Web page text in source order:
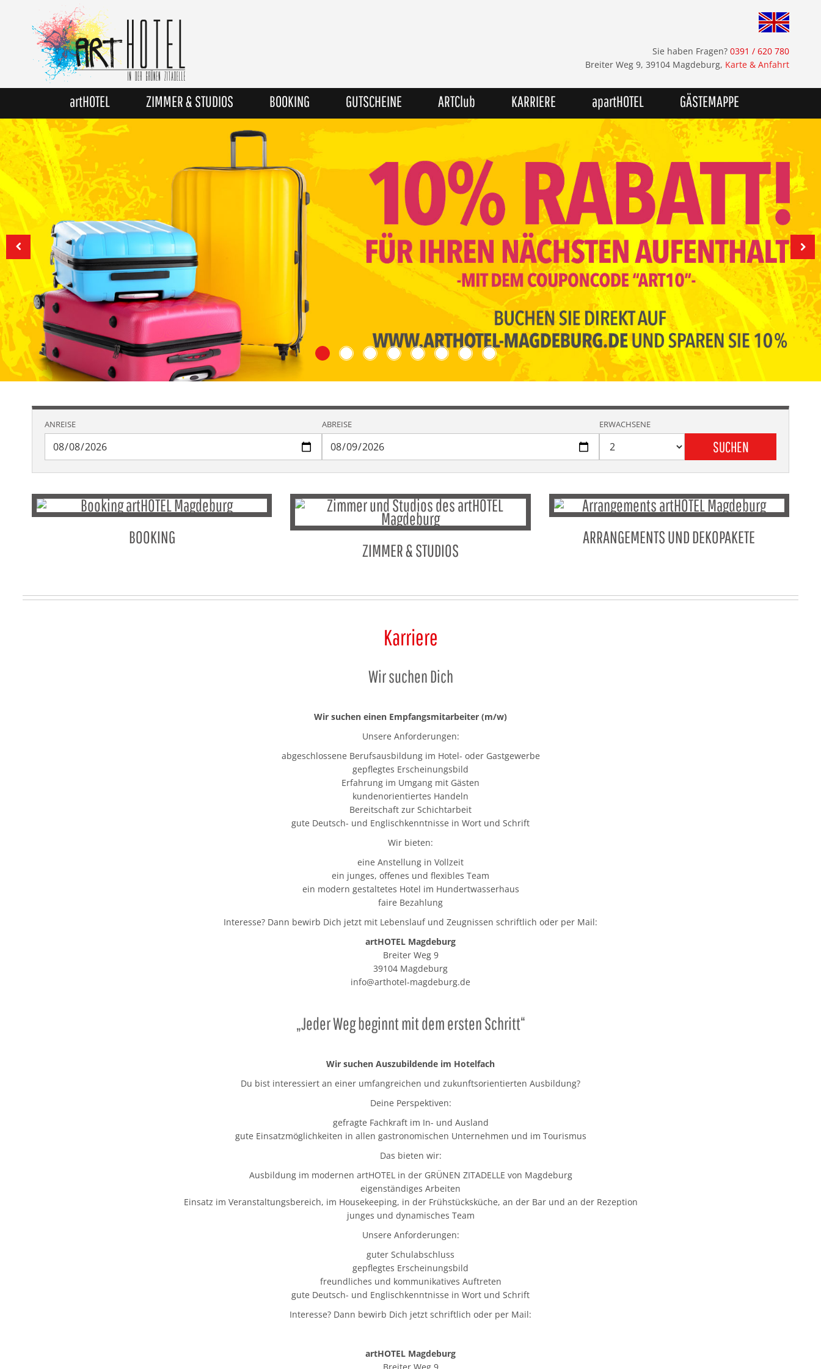
Sie haben Fragen? 0391 / 620 780
Breiter Weg 9, 39104 Magdeburg, Karte & Anfahrt
artHOTEL ZIMMER & STUDIOS BOOKING GUTSCHEINE ARTClub KARRIERE apartHOTEL GÄSTEMAPPE
ANREISE ABREISE ERWACHSENE
SUCHEN
BOOKING
ZIMMER & STUDIOS
ARRANGEMENTS UND DEKOPAKETE
Karriere
Wir suchen Dich
Wir suchen einen Empfangsmitarbeiter (m/w)
Unsere Anforderungen:
abgeschlossene Berufsausbildung im Hotel- oder Gastgewerbe
gepflegtes Erscheinungsbild
Erfahrung im Umgang mit Gästen
kundenorientiertes Handeln
Bereitschaft zur Schichtarbeit
gute Deutsch- und Englischkenntnisse in Wort und Schrift
Wir bieten:
eine Anstellung in Vollzeit
ein junges, offenes und flexibles Team
ein modern gestaltetes Hotel im Hundertwasserhaus
faire Bezahlung
Interesse? Dann bewirb Dich jetzt mit Lebenslauf und Zeugnissen schriftlich oder per Mail:
artHOTEL Magdeburg
Breiter Weg 9
39104 Magdeburg
info@arthotel-magdeburg.de
„Jeder Weg beginnt mit dem ersten Schritt“
Wir suchen Auszubildende im Hotelfach
Du bist interessiert an einer umfangreichen und zukunftsorientierten Ausbildung?
Deine Perspektiven:
gefragte Fachkraft im In- und Ausland
gute Einsatzmöglichkeiten in allen gastronomischen Unternehmen und im Tourismus
Das bieten wir:
Ausbildung im modernen artHOTEL in der GRÜNEN ZITADELLE von Magdeburg
eigenständiges Arbeiten
Einsatz im Veranstaltungsbereich, im Housekeeping, in der Frühstücksküche, an der Bar und an der Rezeption
junges und dynamisches Team
Unsere Anforderungen:
guter Schulabschluss
gepflegtes Erscheinungsbild
freundliches und kommunikatives Auftreten
gute Deutsch- und Englischkenntnisse in Wort und Schrift
Interesse? Dann bewirb Dich jetzt schriftlich oder per Mail:
artHOTEL Magdeburg